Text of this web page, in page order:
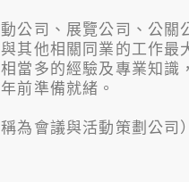
公司、展覽公司、公關
其他相關同業的工作最
當多的經驗及專業知
前準備就緒。
為會議與活動策劃公